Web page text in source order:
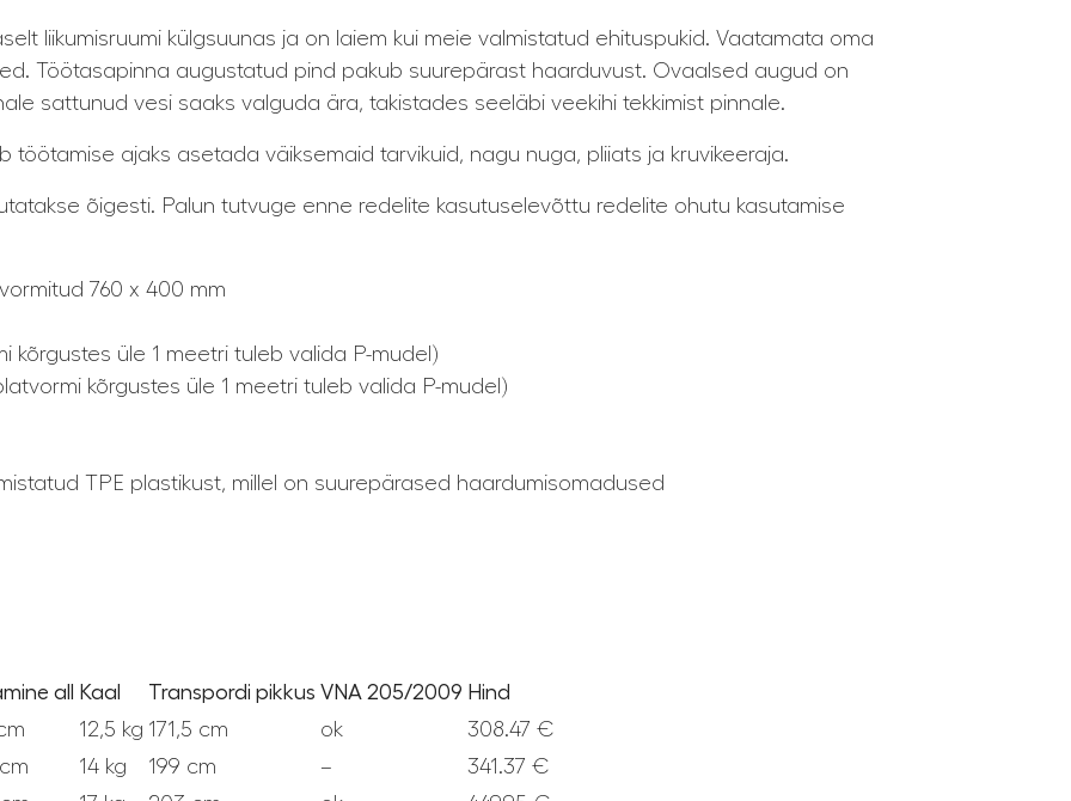
liikumisruumi külgsuunas ja on laiem kui meie valmistatud ehituspukid. Vaatamata oma
Töötasapinna augustatud pind pakub suurepärast haarduvust. Ovaalsed augud on
sattunud vesi saaks valguda ära, takistades seeläbi veekihi tekkimist pinnale.
töötamise ajaks asetada väiksemaid tarvikuid, nagu nuga, pliiats ja kruvikeeraja.
õigesti. Palun tutvuge enne redelite kasutuselevõttu redelite ohutu kasutamise
760 x 400 mm
üle 1 meetri tuleb valida P-mudel)
kõrgustes üle 1 meetri tuleb valida P-mudel)
TPE plastikust, millel on suurepärased haardumisomadused
all Kaal Transpordi pikkus VNA 205/2009 Hind
12,5 kg 171,5 cm ok
308.47 €
14 kg 199 cm –
341.37 €